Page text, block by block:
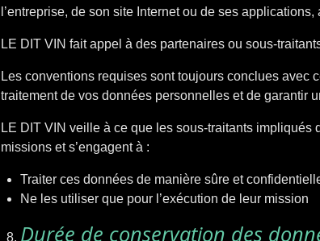
l’entreprise, de son site Internet ou de ses
LE DIT VIN fait appel à des partenaires ou sous-
Les conventions requises sont toujours conclues avec
traitement de vos données personnelles et de garantir
LE DIT VIN veille à ce que les sous-traitants
missions et s’engagent à :
Traiter ces données de manière sûre et
Ne les utiliser que pour l’exécution de leur mission
Durée de conservation des